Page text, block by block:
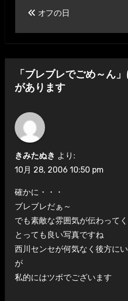
ビ
ゲ
シ
ョ
ン
オフの日
「ブレブレでごめ～ん
があります
きみたぬき より:
10月 28, 2006 10:50 pm
確かに・・・
ブレブレだぁ～
でも素敵な雰囲気が伝わって
とっても良い写真ですね
西川センセが何気なく後方に
が
私的にはツボでございます